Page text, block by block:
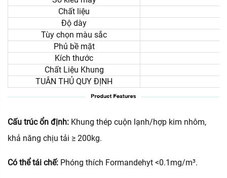
Chất liệu
Độ dày
Tùy chọn màu sắc
Phủ bề mặt
Kích thước
Chất Liệu Khung
TUÂN THỦ QUY ĐỊNH
Cấu trúc ổn định: Khung thép cuộn lạnh/hợp kim nhôm,
khả năng chịu tải ≥ 200kg.
Có thể tái chế: Phóng thích Formandehyt <0.1mg/m³.